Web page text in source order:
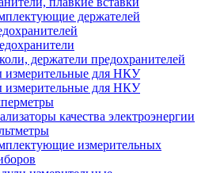
держателей
держатели предохранителей
для НКУ
для НКУ
качества электроэнергии
измерительных